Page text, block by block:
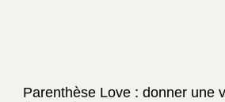
Parenthèse Love : donner une